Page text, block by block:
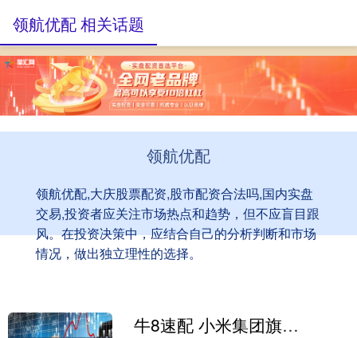
领航优配
领航优配,大庆股票配资,股市配资合法吗,国内实盘
交易,投资者应关注市场热点和趋势，但不应盲目跟
风。在投资决策中，应结合自己的分析判断和市场
情况，做出独立理性的选择。
领航优配 相关话题
牛8速配 小米集团旗下小米青年公寓正式落成并开始启用